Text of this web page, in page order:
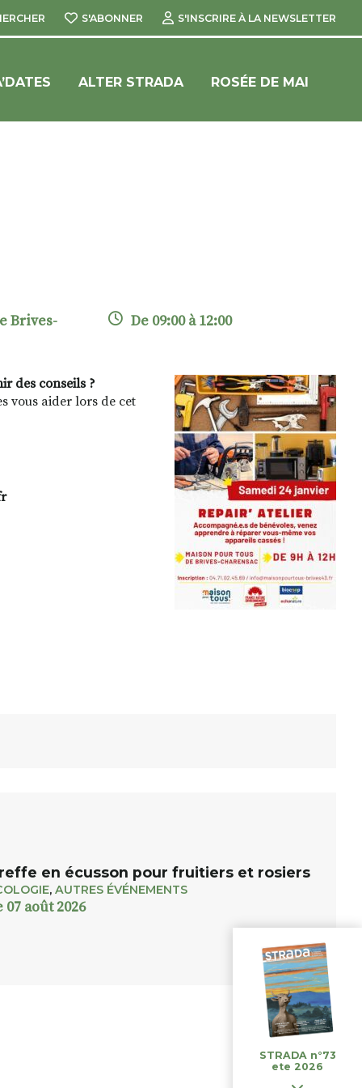
S'ABONNER S'INSCRIRE À LA NEWSLETTER
ALTER STRADA ROSÉE DE MAI
Brives-
De 09:00 à 12:00
des conseils ?
vous aider lors de cet
en écusson pour fruitiers et rosiers
, AUTRES ÉVÉNEMENTS
07 août 2026
STRADA n°73
ete 2026